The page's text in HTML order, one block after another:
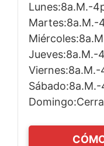
Lunes:8a.m.-
Martes:8a.m.-
Jueves:8a.m.-
Viernes:8a.m.-